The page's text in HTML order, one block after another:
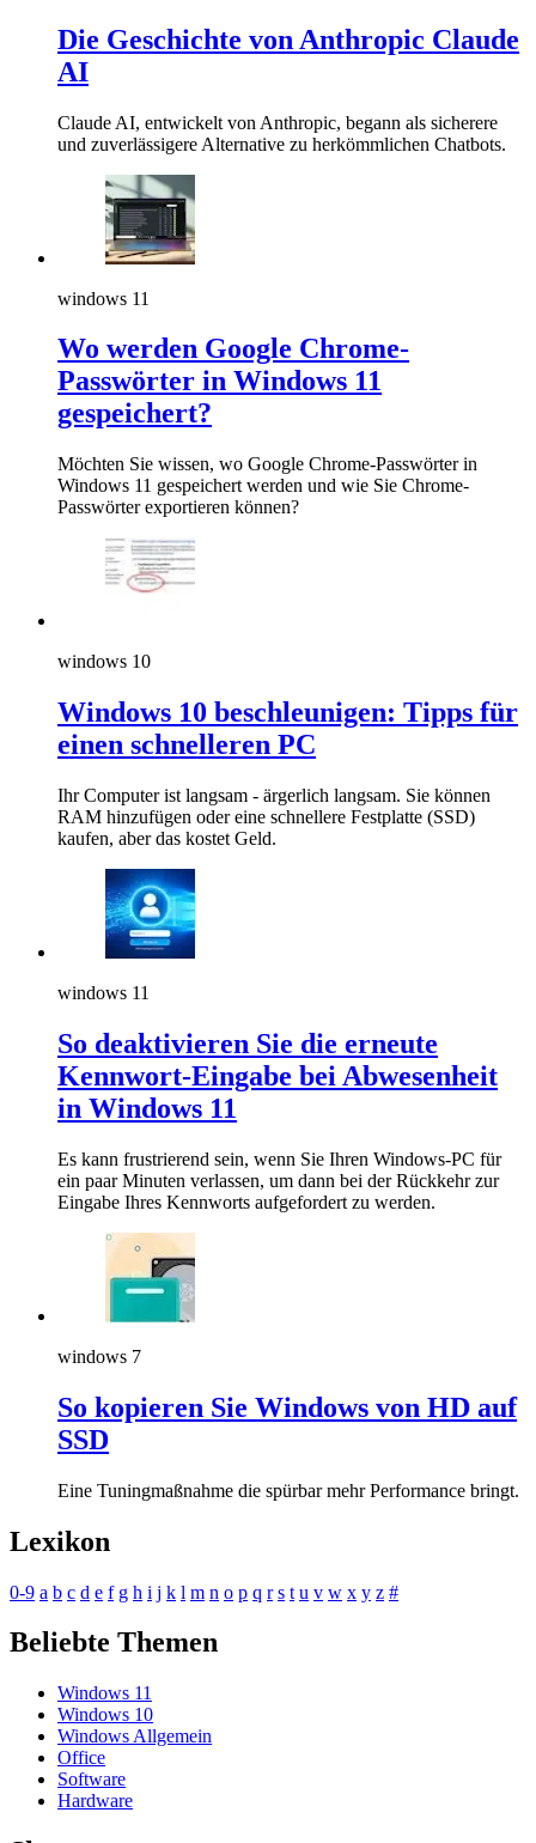
Die Geschichte von Anthropic Claude
AI
Claude AI, entwickelt von Anthropic, begann als sicherere
und zuverlässigere Alternative zu herkömmlichen Chatbots.
windows 11
Wo werden Google Chrome-
Passwörter in Windows 11
gespeichert?
Möchten Sie wissen, wo Google Chrome-Passwörter in
Windows 11 gespeichert werden und wie Sie Chrome-
Passwörter exportieren können?
windows 10
Windows 10 beschleunigen: Tipps für
einen schnelleren PC
Ihr Computer ist langsam - ärgerlich langsam. Sie können
RAM hinzufügen oder eine schnellere Festplatte (SSD)
kaufen, aber das kostet Geld.
windows 11
So deaktivieren Sie die erneute
Kennwort-Eingabe bei Abwesenheit
in Windows 11
Es kann frustrierend sein, wenn Sie Ihren Windows-PC für
ein paar Minuten verlassen, um dann bei der Rückkehr zur
Eingabe Ihres Kennworts aufgefordert zu werden.
windows 7
So kopieren Sie Windows von HD auf
SSD
Eine Tuningmaßnahme die spürbar mehr Performance bringt.
Lexikon
0-9 a b c d e f g h i j k l m n o p q r s t u v w x y z #
Beliebte Themen
Windows 11
Windows 10
Windows Allgemein
Office
Software
Hardware